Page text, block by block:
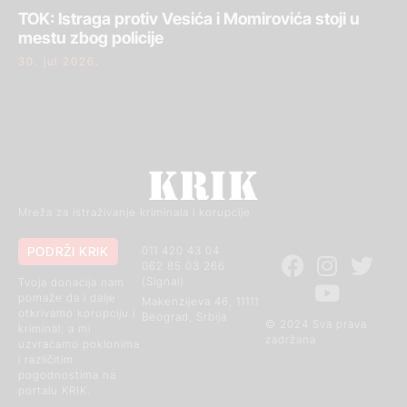
TOK: Istraga protiv Vesića i Momirovića stoji u
mestu zbog policije
30. jul 2026.
Mreža za istraživanje kriminala i korupcije
© 2024 Sva prava
011 420 43 04
Makenzijeva 46, 11111
PODRŽI KRIK
otkrivamo korupciju i
kriminal, a mi
uzvraćamo poklonima
i različitim
pogodnostima na
portalu KRIK.